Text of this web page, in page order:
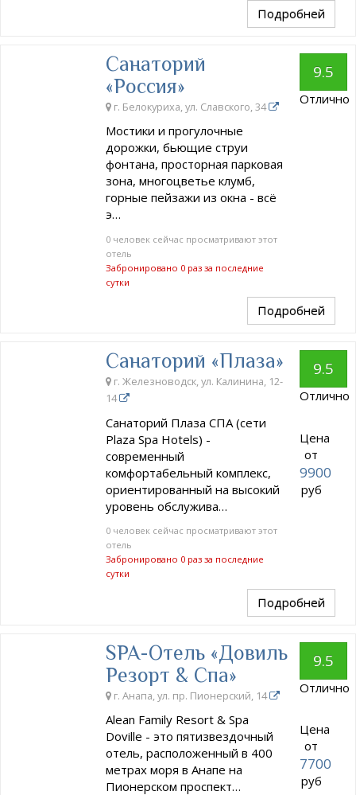
Подробней
Санаторий
«Россия»
г. Белокуриха, ул. Славского, 34
Мостики и прогулочные
дорожки, бьющие струи
фонтана, просторная парковая
зона, многоцветье клумб,
горные пейзажи из окна - всё
э…
0 человек сейчас просматривают этот
отель
Забронировано 0 раз за последние
сутки
9.5
Отлично
Подробней
Санаторий «Плаза»
г. Железноводск, ул. Калинина, 12-
14
Санаторий Плаза СПА (сети
Plaza Spa Hotels) -
современный
комфортабельный комплекс,
ориентированный на высокий
уровень обслужива…
0 человек сейчас просматривают этот
отель
Забронировано 0 раз за последние
сутки
9.5
Отлично
Цена
от
9900
руб
Подробней
SPA-Отель «Довиль
Резорт & Спа»
г. Анапа, ул. пр. Пионерский, 14
Alean Family Resort & Spa
Doville - это пятизвездочный
отель, расположенный в 400
метрах моря в Анапе на
Пионерском проспект…
9.5
Отлично
Цена
от
7700
руб